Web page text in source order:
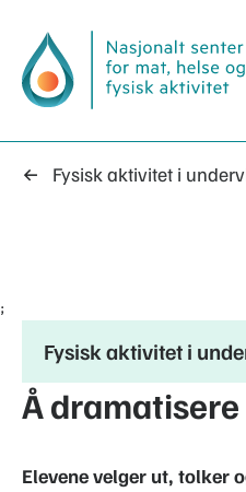
Fysisk aktivitet i
;
Fysisk aktivitet i
Å dramatisere
Elevene velger ut, tolker